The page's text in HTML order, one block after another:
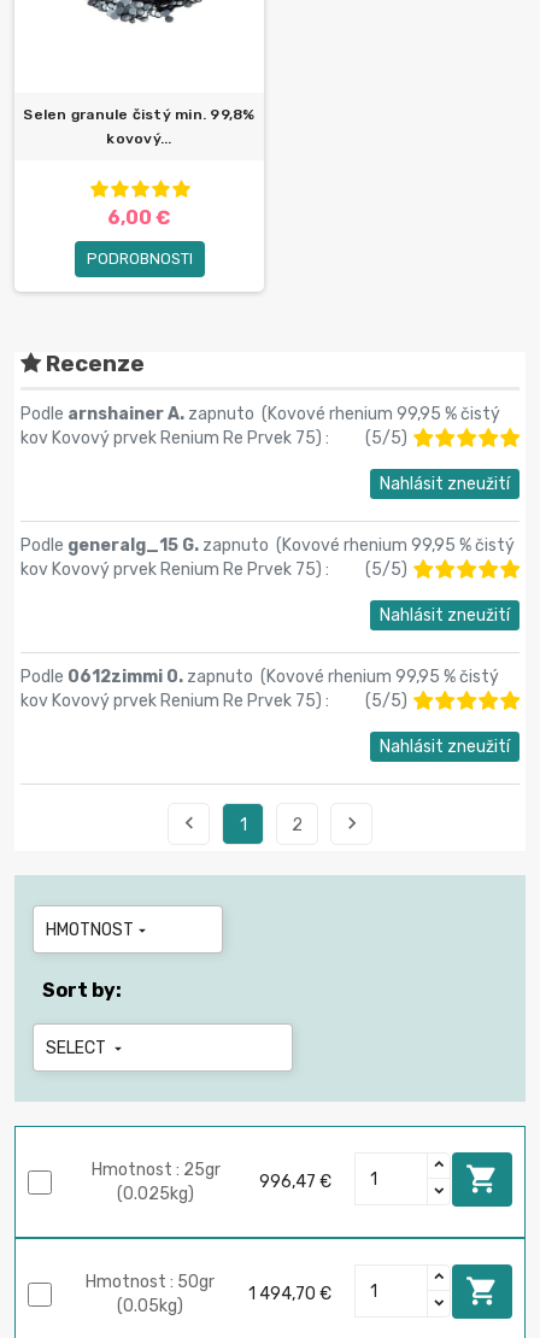
Selen granule čistý min. 99,8%
kovový...
6,00 €
PODROBNOSTI
Recenze
Podle arnshainer A. zapnuto (Kovové rhenium 99,95 % čistý
kov Kovový prvek Renium Re Prvek 75) : (5/5)
Nahlásit zneužití
Podle generalg_15 G. zapnuto (Kovové rhenium 99,95 % čistý
kov Kovový prvek Renium Re Prvek 75) : (5/5)
Nahlásit zneužití
Podle 0612zimmi 0. zapnuto (Kovové rhenium 99,95 % čistý
kov Kovový prvek Renium Re Prvek 75) : (5/5)
Nahlásit zneužití
 1 2 
HMOTNOST 
Sort by:
SELECT 
Hmotnost : 25gr
(0.025kg)
996,47 € 
Hmotnost : 50gr
(0.05kg)
1 494,70 € 